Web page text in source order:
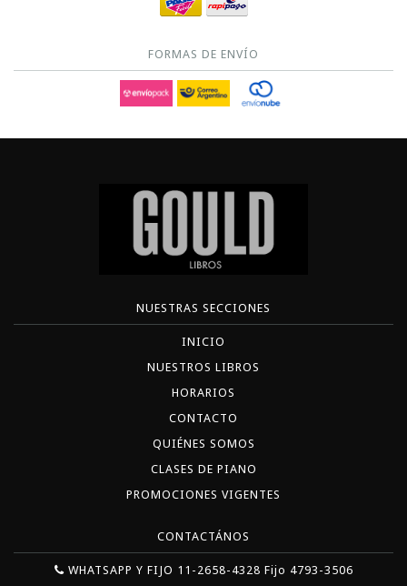
FORMAS DE ENVÍO
NUESTRAS SECCIONES
INICIO
NUESTROS LIBROS
HORARIOS
CONTACTO
QUIÉNES SOMOS
CLASES DE PIANO
PROMOCIONES VIGENTES
CONTACTÁNOS
WHATSAPP Y FIJO 11-2658-4328 Fijo 4793-3506